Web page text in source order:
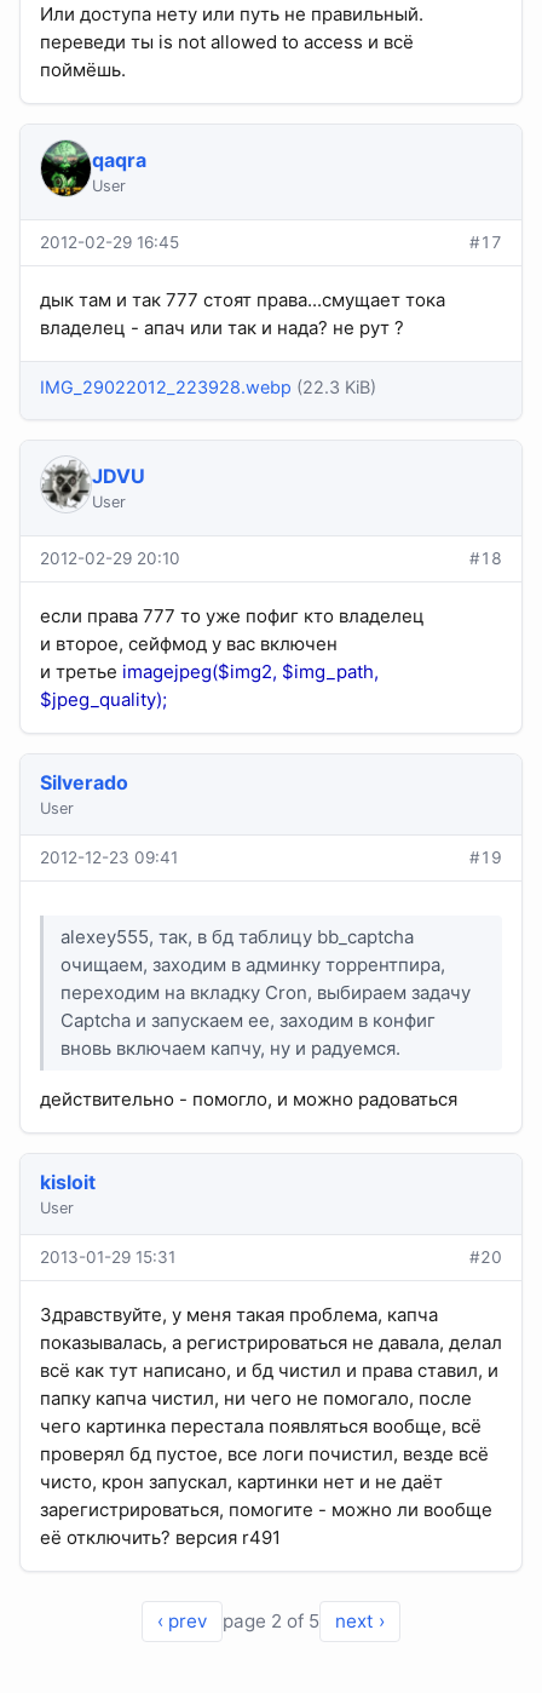
Или доступа нету или путь не правильный.
переведи ты is not allowed to access и всё
поймёшь.
qaqra
User
2012-02-29 16:45 #17
дык там и так 777 стоят права...смущает тока
владелец - апач или так и нада? не рут ?
IMG_29022012_223928.webp (22.3 KiB)
JDVU
User
2012-02-29 20:10 #18
если права 777 то уже пофиг кто владелец
и второе, сейфмод у вас включен
и третье imagejpeg($img2, $img_path,
$jpeg_quality);
Silverado
User
2012-12-23 09:41 #19
alexey555, так, в бд таблицу bb_captcha
очищаем, заходим в админку торрентпира,
переходим на вкладку Cron, выбираем задачу
Captcha и запускаем ее, заходим в конфиг
вновь включаем капчу, ну и радуемся.
действительно - помогло, и можно радоваться
kisloit
User
2013-01-29 15:31 #20
Здравствуйте, у меня такая проблема, капча
показывалась, а регистрироваться не давала, делал
всё как тут написано, и бд чистил и права ставил, и
папку капча чистил, ни чего не помогало, после
чего картинка перестала появляться вообще, всё
проверял бд пустое, все логи почистил, везде всё
чисто, крон запускал, картинки нет и не даёт
зарегистрироваться, помогите - можно ли вообще
её отключить? версия r491
‹ prev page 2 of 5 next ›